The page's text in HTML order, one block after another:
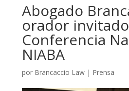
Abogado
orador
Conferencia
NIABA
por Brancaccio Law| Prensa